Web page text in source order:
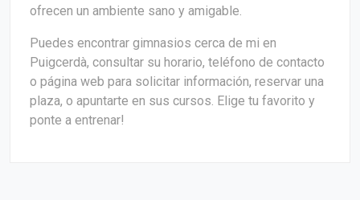
ofrecen un ambiente sano y amigable.
Puedes encontrar gimnasios cerca de mi en
Puigcerdà, consultar su horario, teléfono de contacto
o página web para solicitar información, reservar una
plaza, o apuntarte en sus cursos. Elige tu favorito y
ponte a entrenar!